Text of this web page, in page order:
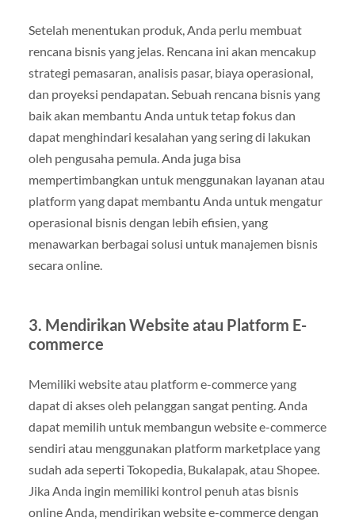
Setelah menentukan produk, Anda perlu membuat
rencana bisnis yang jelas. Rencana ini akan mencakup
strategi pemasaran, analisis pasar, biaya operasional,
dan proyeksi pendapatan. Sebuah rencana bisnis yang
baik akan membantu Anda untuk tetap fokus dan
dapat menghindari kesalahan yang sering di lakukan
oleh pengusaha pemula. Anda juga bisa
mempertimbangkan untuk menggunakan layanan atau
platform yang dapat membantu Anda untuk mengatur
operasional bisnis dengan lebih efisien, yang
menawarkan berbagai solusi untuk manajemen bisnis
secara online.
3. Mendirikan Website atau Platform E-
commerce
Memiliki website atau platform e-commerce yang
dapat di akses oleh pelanggan sangat penting. Anda
dapat memilih untuk membangun website e-commerce
sendiri atau menggunakan platform marketplace yang
sudah ada seperti Tokopedia, Bukalapak, atau Shopee.
Jika Anda ingin memiliki kontrol penuh atas bisnis
online Anda, mendirikan website e-commerce dengan